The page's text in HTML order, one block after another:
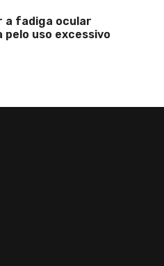
a fadiga ocular
uso excessivo